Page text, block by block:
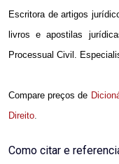
Escritora de artigos
livros e apostilas
Processual Civil.
Compare preços de
Direito.
Como citar e